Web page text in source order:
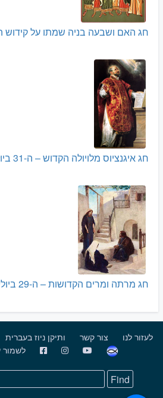
חג האם ושבעה בניה שמתו על קידוש השם –
חג איגנציוס מלויולה הקדוש – ה-31 ביולי
חג מרתה ומרים הקדושות – ה-29 ביולי
לעזור לנו צור קשר ותיקן ניוז בעברית
לשמור על בטחון הילדים